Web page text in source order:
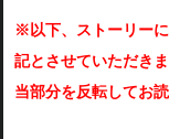
※以下、ストーリー
記とさせていただき
当部分を反転してお読